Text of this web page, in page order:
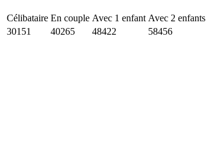
Célibataire En couple Avec 1 enfant Avec 2 enfants
30151
40265 48422 58456